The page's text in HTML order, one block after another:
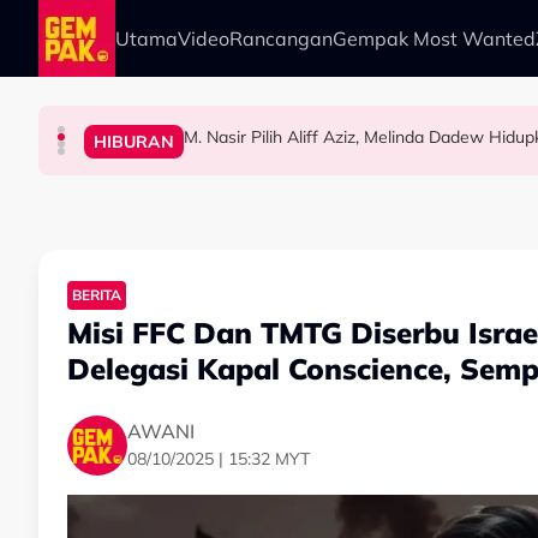
Skip to main content
UtamaVideoRancanganGempak Most Wanted
HIBURAN Kembali Ubati Kerinduan Peminat, Syafiq
HIBURAN M. Nasir Pilih Aliff Aziz, Melinda Dadew
HIBURAN M. Nasir Pilih Aliff Aziz Jadi Mansur Sebab
GAYA HIDUP Ramai Masih Bujang Bukan Kerana
BERITA
Misi FFC Dan TMTG Diserbu
Delegasi Kapal Conscience,
AWANI
08/10/2025 | 15:32 MYT